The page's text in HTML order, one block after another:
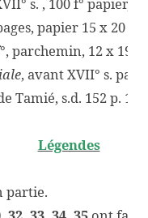
s. , 100 f° papier,
papier 15 x 20 x
parchemin, 12 x 19 x
, avant XVII° s.
Tamié, s.d. 152 p.
Légendes
partie.